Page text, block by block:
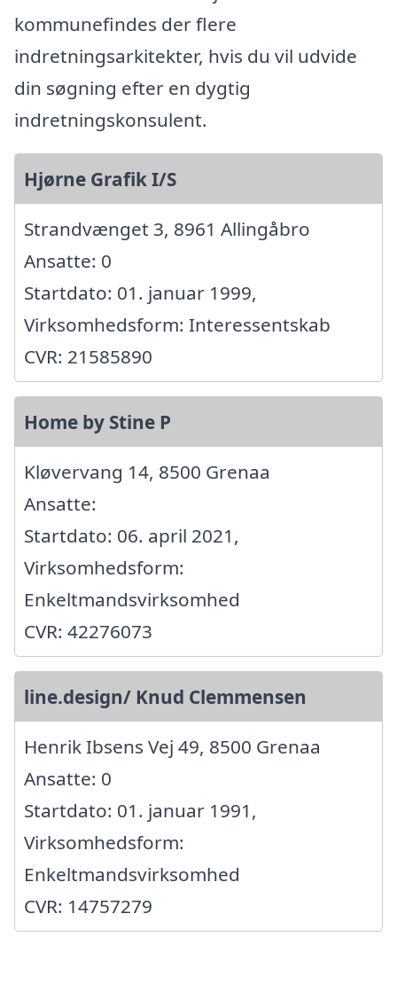
kommunefindes der flere
indretningsarkitekter, hvis du vil udvide
din søgning efter en dygtig
indretningskonsulent.
Hjørne Grafik I/S
Strandvænget 3, 8961 Allingåbro
Ansatte: 0
Startdato: 01. januar 1999,
Virksomhedsform: Interessentskab
CVR: 21585890
Home by Stine P
Kløvervang 14, 8500 Grenaa
Ansatte:
Startdato: 06. april 2021,
Virksomhedsform:
Enkeltmandsvirksomhed
CVR: 42276073
line.design/ Knud Clemmensen
Henrik Ibsens Vej 49, 8500 Grenaa
Ansatte: 0
Startdato: 01. januar 1991,
Virksomhedsform:
Enkeltmandsvirksomhed
CVR: 14757279